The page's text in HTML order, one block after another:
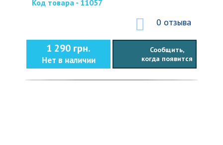
Код товара - 11057
0 отзыва
1 290 грн.
Нет в наличии
Сообщить,
когда появится